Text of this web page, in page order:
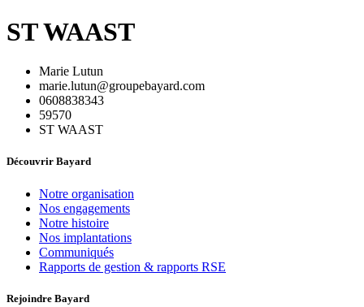
ST WAAST
Marie Lutun
marie.lutun@groupebayard.com
0608838343
59570
ST WAAST
Découvrir Bayard
Notre organisation
Nos engagements
Notre histoire
Nos implantations
Communiqués
Rapports de gestion & rapports RSE
Rejoindre Bayard